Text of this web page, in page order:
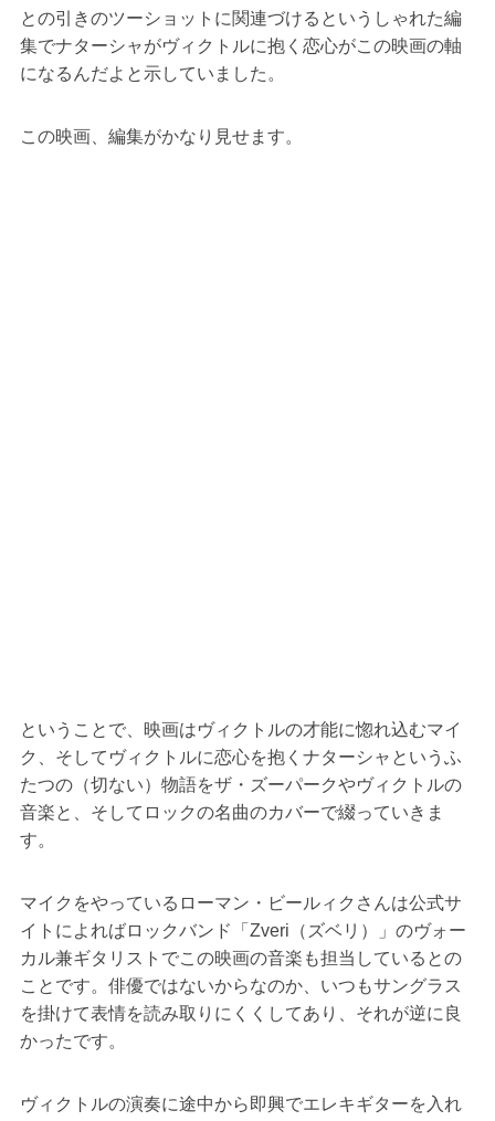
との引きのツーショットに関連づけるというしゃれた編
集でナターシャがヴィクトルに抱く恋心がこの映画の軸
になるんだよと示していました。
この映画、編集がかなり見せます。
ということで、映画はヴィクトルの才能に惚れ込むマイ
ク、そしてヴィクトルに恋心を抱くナターシャというふ
たつの（切ない）物語をザ・ズーパークやヴィクトルの
音楽と、そしてロックの名曲のカバーで綴っていきま
す。
マイクをやっているローマン・ビールィクさんは公式サ
イトによればロックバンド「Zveri（ズベリ）」のヴォー
カル兼ギタリストでこの映画の音楽も担当しているとの
ことです。俳優ではないからなのか、いつもサングラス
を掛けて表情を読み取りにくくしてあり、それが逆に良
かったです。
ヴィクトルの演奏に途中から即興でエレキギターを入れ